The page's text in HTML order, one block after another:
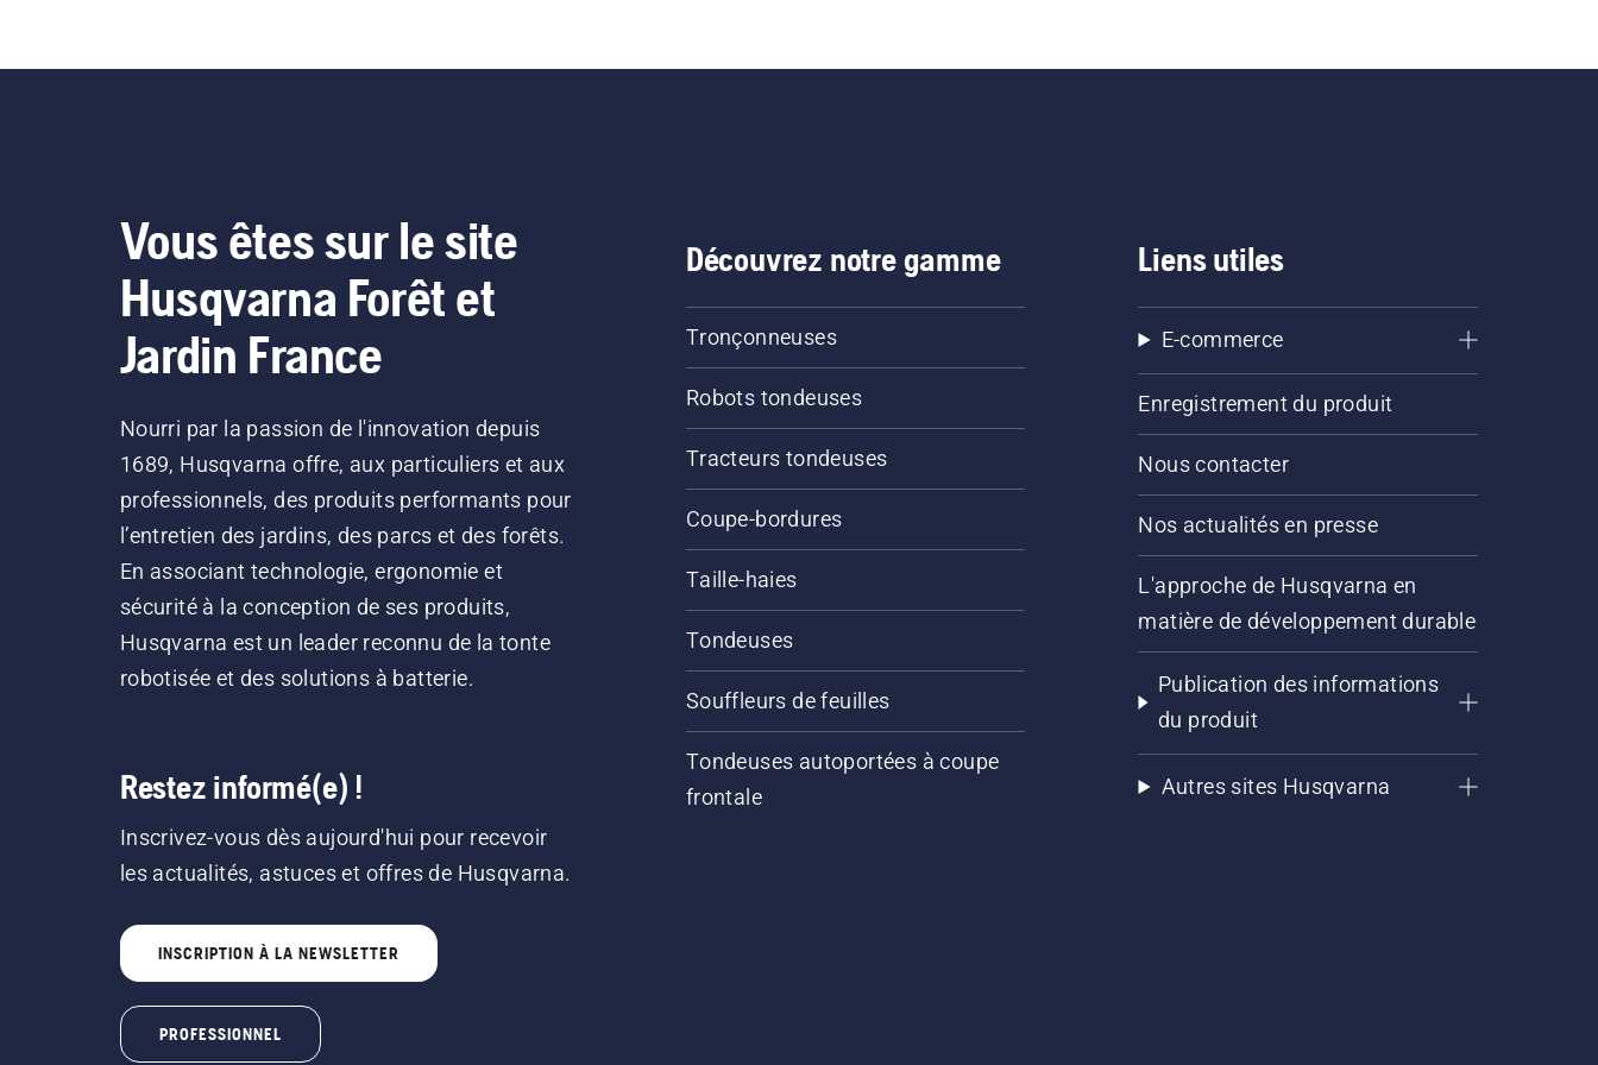
Vous êtes sur le site
Husqvarna Forêt et
Jardin France
Nourri par la passion de l'innovation depuis
1689, Husqvarna offre, aux particuliers et aux
professionnels, des produits performants pour
l’entretien des jardins, des parcs et des forêts.
En associant technologie, ergonomie et
sécurité à la conception de ses produits,
Husqvarna est un leader reconnu de la tonte
robotisée et des solutions à batterie.
Restez informé(e) !
Inscrivez-vous dès aujourd'hui pour recevoir
les actualités, astuces et offres de Husqvarna.
INSCRIPTION À LA NEWSLETTER
PROFESSIONNEL
Découvrez notre gamme
Tronçonneuses
Robots tondeuses
Tracteurs tondeuses
Coupe-bordures
Taille-haies
Tondeuses
Souffleurs de feuilles
Tondeuses autoportées à coupe
frontale
Liens utiles
E-commerce
Enregistrement du produit
Nous contacter
Nos actualités en presse
L'approche de Husqvarna en
matière de développement durable
Publication des informations
du produit
Autres sites Husqvarna